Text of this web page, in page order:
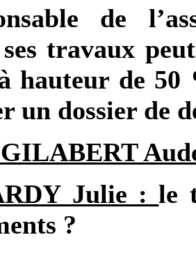
de
travaux
hauteur de
un dossier de
Julie :le
?